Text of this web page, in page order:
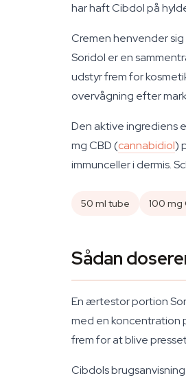
har haft Cibdol på
Cremen henvender
Soridol er en
udstyr frem for
overvågning efter
Den aktive ingrediens
mg CBD (cannabidiol)
immunceller i dermis.
50 ml tube 100 mg
Sådan
En ærtestor portion
med en koncentration
frem for at blive
Cibdols